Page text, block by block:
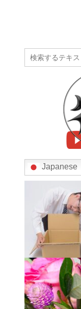
Japanese